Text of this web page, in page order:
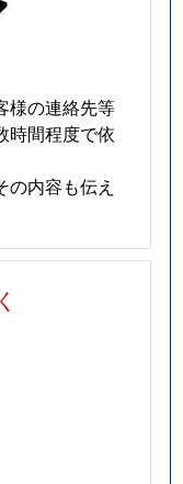
様の連絡先等
時間程度で依
内容も伝え